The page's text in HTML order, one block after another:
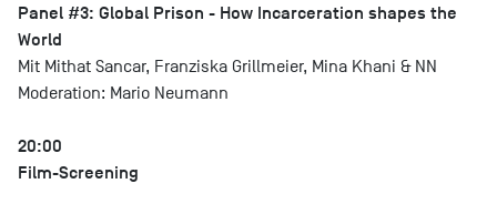
Panel #3: Global Prison - How Incarceration shapes the
World
Mit Mithat Sancar, Franziska Grillmeier, Mina Khani & NN
Moderation: Mario Neumann
20:00
Film-Screening